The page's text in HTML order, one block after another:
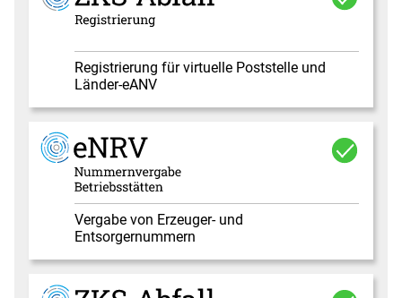
Registrierung für virtuelle Poststelle und
Länder-eANV
Vergabe von Erzeuger- und
Entsorgernummern